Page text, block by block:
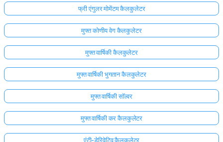
फ्री एंगुलर मोमेंटम कैलकुलेटर
मुफ्त कोणीय वेग कैलकुलेटर
मुफ्त वार्षिकी कैलकुलेटर
मुफ्त वार्षिकी भुगतान कैलकुलेटर
मुफ्त वार्षिकी सॉल्वर
मुफ्त वार्षिकी कर कैलकुलेटर
एंटी-डेरिवेटिव कैलकुलेटर